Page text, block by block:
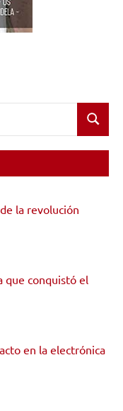
Buscar
la revolución
que conquistó el
en la electrónica